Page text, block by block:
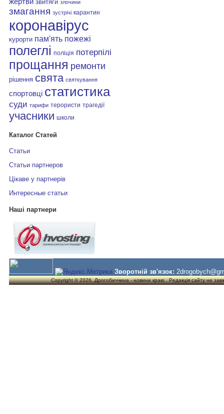
звитяги злочини
змагання зустрічі карантин
коронавірус
курорти пам'ять пожежі
полеглі поліція потерпілі
прощання ремонти
рішення свята святкування
спортовці статистика
суди тарифи терористи трагедії
учасники школи
Каталог Статей
Статьи
Статьи партнеров
Цікаве у партнерів
Интересные статьи
Наші партнери
Зворотній зв'язок:
Copyright © 2026. Дрогобиччина - новини краю . Редакція сайту не